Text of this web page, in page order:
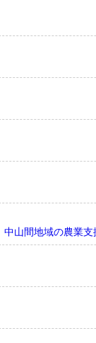
山間地域の農業